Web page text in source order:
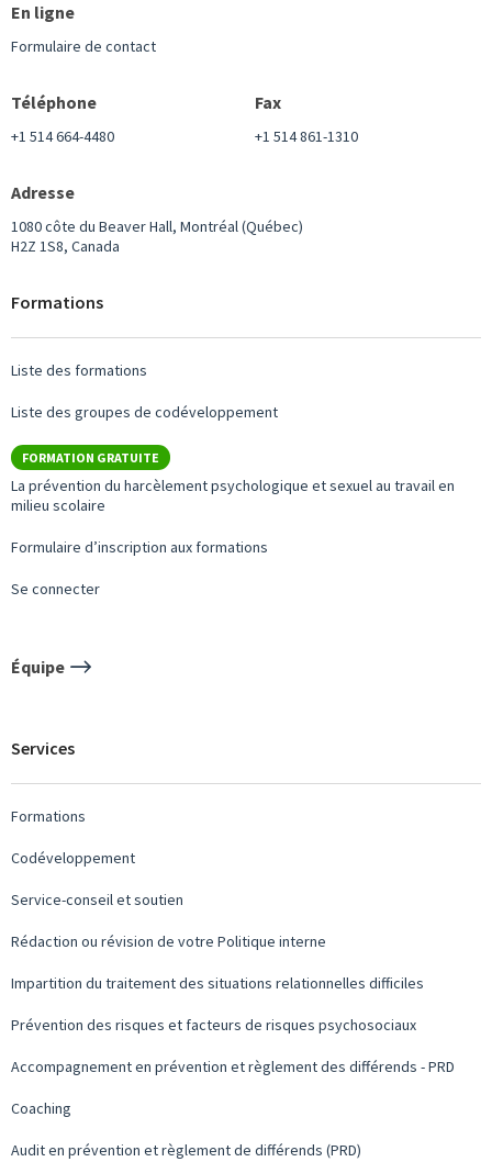
En ligne
Formulaire de contact
Téléphone
+1 514 664-4480
Fax
+1 514 861-1310
Adresse
1080 côte du Beaver Hall, Montréal (Québec)
H2Z 1S8, Canada
Formations
Liste des formations
Liste des groupes de codéveloppement
FORMATION GRATUITE
La prévention du harcèlement psychologique et sexuel au travail en
milieu scolaire
Formulaire d’inscription aux formations
Se connecter
Équipe
Services
Formations
Codéveloppement
Service-conseil et soutien
Rédaction ou révision de votre Politique interne
Impartition du traitement des situations relationnelles difficiles
Prévention des risques et facteurs de risques psychosociaux
Accompagnement en prévention et règlement des différends - PRD
Coaching
Audit en prévention et règlement de différends (PRD)